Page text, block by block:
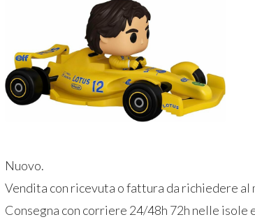
Nuovo.
Vendita con ricevuta o fattura da richiedere
Consegna con corriere 24/48h 72h nelle isole